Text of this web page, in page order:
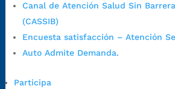
Canal de Atención Salud Sin
(CASSIB)
Encuesta satisfacción – Atención
Auto Admite Demanda.
Participa
Lunes a jueves: 7:00 a.m. a 12:00 m y de